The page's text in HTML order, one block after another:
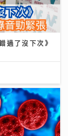
過了沒下次》